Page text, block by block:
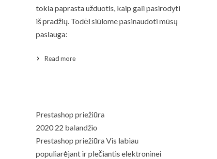
tokia paprasta užduotis, kaip gali pasirodyti
iš pradžių. Todėl siūlome pasinaudoti mūsų
paslauga:
Read more
Prestashop priežiūra
2020 22 balandžio
Prestashop priežiūra Vis labiau
populiarėjant ir plečiantis elektroninei